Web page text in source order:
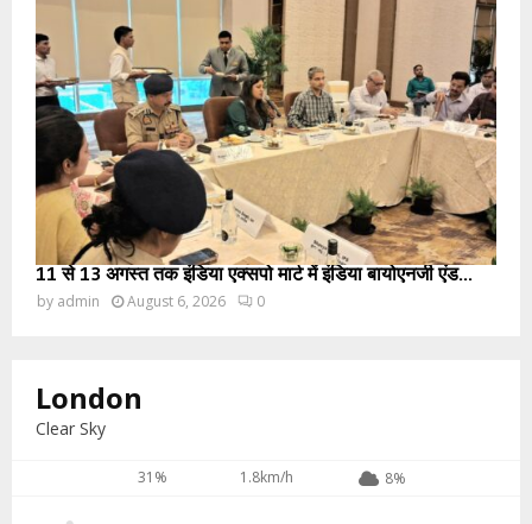
11 से 13 अगस्त तक इंडिया एक्सपो मार्ट में इंडिया बायोएनर्जी एंड...
by admin August 6, 2026 0
London
Clear Sky
31% 1.8km/h 8%